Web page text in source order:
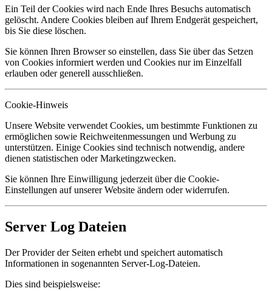
Ein Teil der Cookies wird nach Ende Ihres Besuchs automatisch
gelöscht. Andere Cookies bleiben auf Ihrem Endgerät gespeichert,
bis Sie diese löschen.
Sie können Ihren Browser so einstellen, dass Sie über das Setzen
von Cookies informiert werden und Cookies nur im Einzelfall
erlauben oder generell ausschließen.
Cookie-Hinweis
Unsere Website verwendet Cookies, um bestimmte Funktionen zu
ermöglichen sowie Reichweitenmessungen und Werbung zu
unterstützen. Einige Cookies sind technisch notwendig, andere
dienen statistischen oder Marketingzwecken.
Sie können Ihre Einwilligung jederzeit über die Cookie-
Einstellungen auf unserer Website ändern oder widerrufen.
Server Log Dateien
Der Provider der Seiten erhebt und speichert automatisch
Informationen in sogenannten Server-Log-Dateien.
Dies sind beispielsweise: